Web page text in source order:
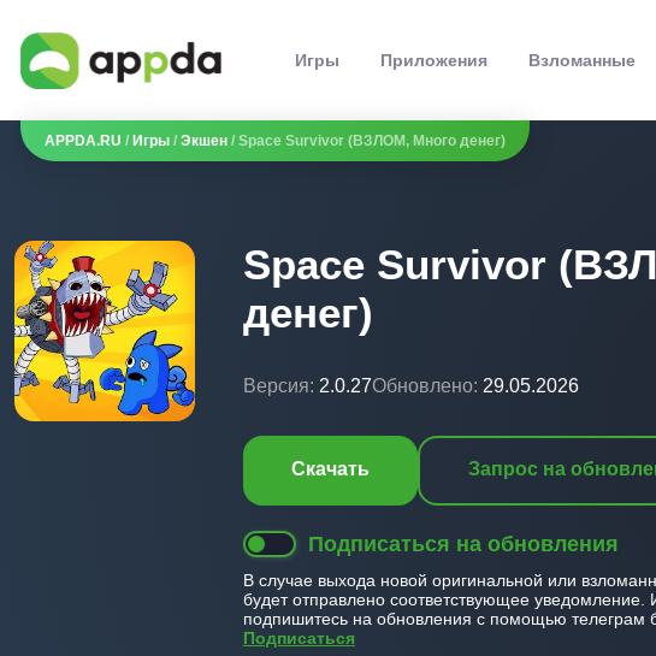
Игры Приложения Взломанные
APPDA.RU / Игры / Экшен / Space Survivor (ВЗЛОМ, Много денег)
Space Survivor
денег)
Версия: 2.0.27Обновлено: 29.05.2026
Скачать Запрос на
Подписаться на обновления
В случае выхода новой оригинальной или
будет отправлено соответствующее уведомление.
подпишитесь на обновления с помощью телеграм
Подписаться